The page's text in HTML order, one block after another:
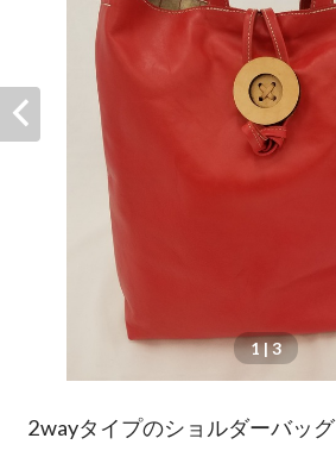
1| 3
2wayタイプのショルダーバッグ